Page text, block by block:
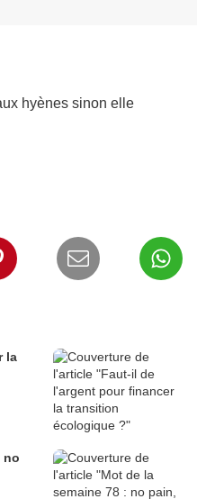
hyènes sinon elle
la
no